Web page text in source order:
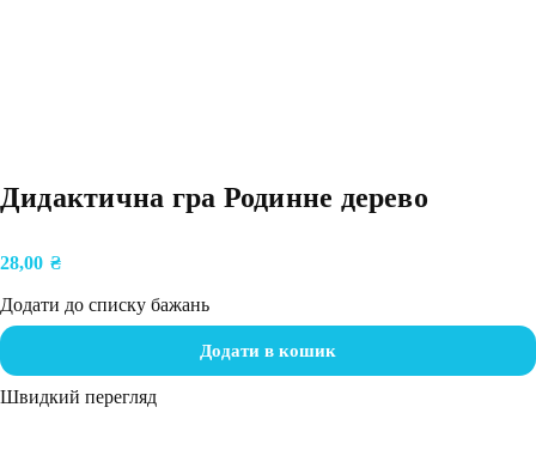
Дидактична гра Родинне дерево
28,00 ₴
Додати до списку бажань
Додати в кошик
Швидкий перегляд